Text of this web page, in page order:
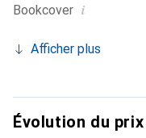
Bookcover i
Afficher plus
Évolution du prix